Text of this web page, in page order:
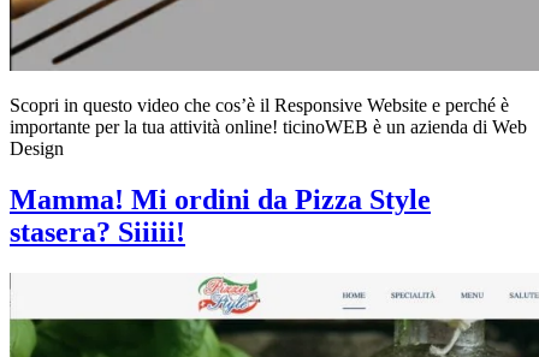
Scopri in questo video che cos’è il Responsive Website e perché è
importante per la tua attività online! ticinoWEB è un azienda di Web
Design
Mamma! Mi ordini da Pizza Style
stasera? Siiiii!